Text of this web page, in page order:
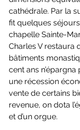
cathédrale. Par la
fit quelques
chapelle Sainte-
Charles V restaura
bâtiments
cent ans n’épargna
une récession
vente de certains
revenue, on dota
et d’un orgue.